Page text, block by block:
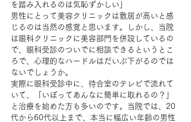
を踏み入れるのは気恥ずかしい」
男性にとって美容クリニックは敷居が高いと感
じるのは当然の感覚と思います。しかし、当院
は眼科クリニックに美容部門を併設しているの
で、眼科受診のついでに相談できるというとこ
ろで、心理的なハードルはだいぶ下がるのでは
ないでしょうか。
実際に眼科受診中に、待合室のテレビで流れて
いて、「いぼってあんなに簡単に取れるの？」
と治療を始めた方も多いのです。当院では、20
代から60代以上まで、本当に幅広い年齢の男性